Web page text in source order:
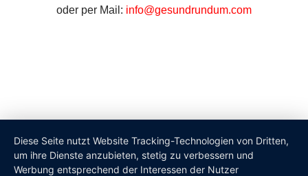
oder per Mail: info@gesundrundum.com
Diese Seite nutzt Website Tracking-Technologien von Dritten,
um ihre Dienste anzubieten, stetig zu verbessern und
Werbung entsprechend der Interessen der Nutzer